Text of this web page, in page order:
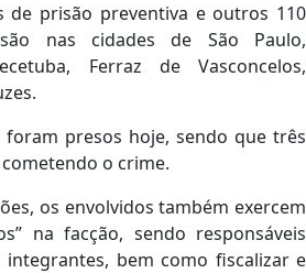
de prisão preventiva e outros 110
nas cidades de São Paulo,
Ferraz de Vasconcelos,
presos hoje, sendo que três
o crime.
os envolvidos também exercem
na facção, sendo responsáveis
integrantes, bem como fiscalizar e